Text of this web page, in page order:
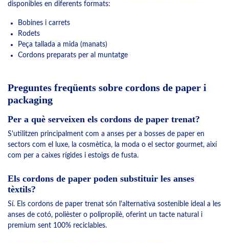
disponibles en diferents formats:
Bobines i carrets
Rodets
Peça tallada a mida (manats)
Cordons preparats per al muntatge
Preguntes freqüents sobre cordons de paper i
packaging
Per a què serveixen els cordons de paper trenat?
S'utilitzen principalment com a anses per a bosses de paper en
sectors com el luxe, la cosmètica, la moda o el sector gourmet, així
com per a caixes rígides i estoigs de fusta.
Els cordons de paper poden substituir les anses
tèxtils?
Sí. Els cordons de paper trenat són l'alternativa sostenible ideal a les
anses de cotó, polièster o polipropilè, oferint un tacte natural i
premium sent 100% reciclables.